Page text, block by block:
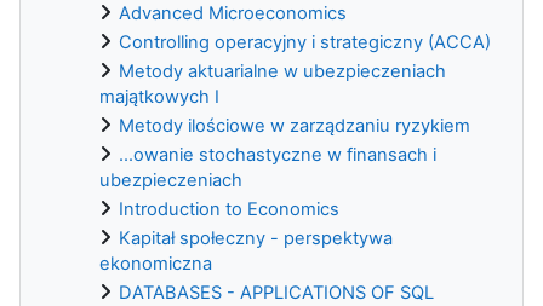
Advanced Microeconomics
Controlling operacyjny i strategiczny (ACCA)
Metody aktuarialne w ubezpieczeniach
majątkowych I
Metody ilościowe w zarządzaniu ryzykiem
...owanie stochastyczne w finansach i
ubezpieczeniach
Introduction to Economics
Kapitał społeczny - perspektywa
ekonomiczna
DATABASES - APPLICATIONS OF SQL